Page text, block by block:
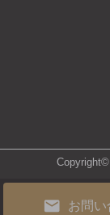
お問